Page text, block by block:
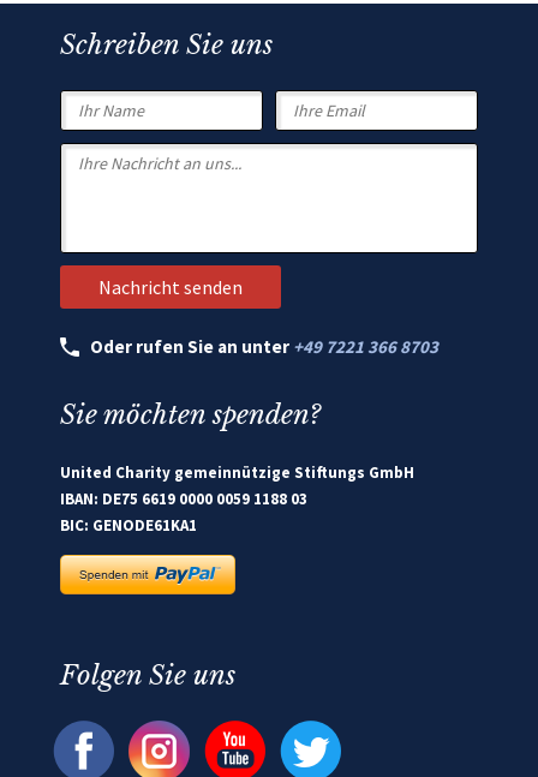
Schreiben Sie uns
Oder rufen Sie an unter +49 7221 366 8703
Sie möchten spenden?
United Charity gemeinnützige Stiftungs GmbH
IBAN: DE75 6619 0000 0059 1188 03
BIC: GENODE61KA1
Folgen Sie uns